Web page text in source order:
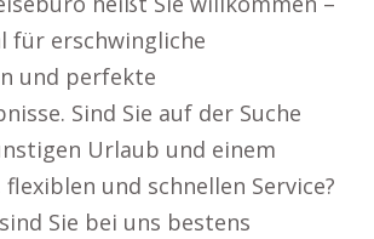
für erschwingliche
und perfekte
Sind Sie auf der Suche
Urlaub und einem
und schnellen Service?
Sie bei uns bestens